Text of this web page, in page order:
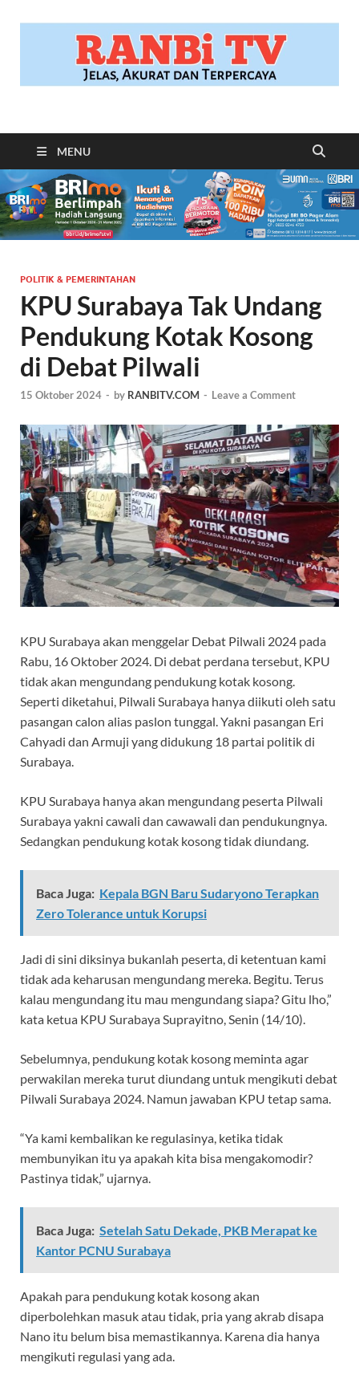
RANBITV.COM
MENU
POLITIK & PEMERINTAHAN
KPU Surabaya Tak Undang
Pendukung Kotak Kosong
di Debat Pilwali
15 Oktober 2024 - by RANBITV.COM - Leave a Comment
KPU Surabaya akan menggelar Debat Pilwali 2024 pada
Rabu, 16 Oktober 2024. Di debat perdana tersebut, KPU
tidak akan mengundang pendukung kotak kosong.
Seperti diketahui, Pilwali Surabaya hanya diikuti oleh satu
pasangan calon alias paslon tunggal. Yakni pasangan Eri
Cahyadi dan Armuji yang didukung 18 partai politik di
Surabaya.
KPU Surabaya hanya akan mengundang peserta Pilwali
Surabaya yakni cawali dan cawawali dan pendukungnya.
Sedangkan pendukung kotak kosong tidak diundang.
Baca Juga: Kepala BGN Baru Sudaryono Terapkan
Zero Tolerance untuk Korupsi
Jadi di sini diksinya bukanlah peserta, di ketentuan kami
tidak ada keharusan mengundang mereka. Begitu. Terus
kalau mengundang itu mau mengundang siapa? Gitu lho,”
kata ketua KPU Surabaya Suprayitno, Senin (14/10).
Sebelumnya, pendukung kotak kosong meminta agar
perwakilan mereka turut diundang untuk mengikuti debat
Pilwali Surabaya 2024. Namun jawaban KPU tetap sama.
“Ya kami kembalikan ke regulasinya, ketika tidak
membunyikan itu ya apakah kita bisa mengakomodir?
Pastinya tidak,” ujarnya.
Baca Juga: Setelah Satu Dekade, PKB Merapat ke
Kantor PCNU Surabaya
Apakah para pendukung kotak kosong akan
diperbolehkan masuk atau tidak, pria yang akrab disapa
Nano itu belum bisa memastikannya. Karena dia hanya
mengikuti regulasi yang ada.